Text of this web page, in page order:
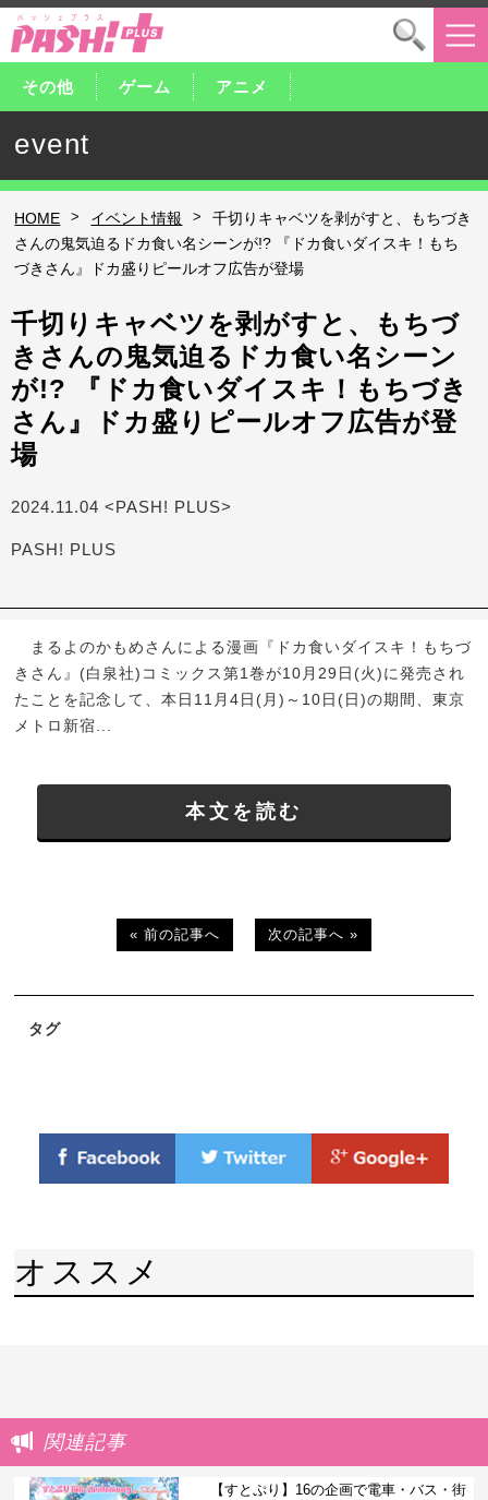
その他 ゲーム アニメ
event
HOME > イベント情報 >
千切りキャベツを剥がすと、もちづき
さんの鬼気迫るドカ食い名シーンが!? 『ドカ食いダイスキ！もち
づきさん』ドカ盛りピールオフ広告が登場
千切りキャベツを剥がすと、もちづ
きさんの鬼気迫るドカ食い名シーン
が!? 『ドカ食いダイスキ！もちづき
さん』ドカ盛りピールオフ広告が登
場
2024.11.04 <PASH! PLUS>
PASH! PLUS
まるよのかもめさんによる漫画『ドカ食いダイスキ！もちづ
きさん』(白泉社)コミックス第1巻が10月29日(火)に発売され
たことを記念して、本日11月4日(月)～10日(日)の期間、東京
メトロ新宿...
本文を読む
« 前の記事へ 次の記事へ »
タグ
オススメ
関連記事
【すとぷり】16の企画で電車・バス・街